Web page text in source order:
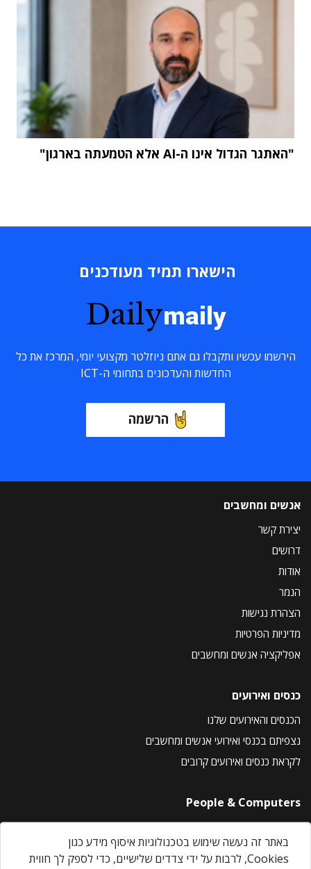
"האתגר הגדול אינו ה-AI אלא הטמעתה בארגון"
הישארו תמיד מעודכנים
Dailymaily
הירשמו עכשיו ותקבלו גם אתם ניוזלטר מקצועי יומי, המרכז את כל
החדשות והעדכונים בתחומי ה-ICT
הרשמה
אנשים ומחשבים
יצירת קשר
דרושים
אודות
הנמר
הצהרת נגישות
מדיניות הפרטיות
אפליקציה אנשים ומחשבים
כנסים ואירועים
הכנסים והאירועים שלנו
נצפיתם בכנסי ואירועי אנשים ומחשבים
לקראת כנסים ואירועים קרובים
People & Computers
About Us
Privacy Policy
באתר זה נעשה שימוש בטכנולוגיות איסוף מידע כגון
Cookies, לרבות על ידי צדדים שלישיים, כדי לספק לך חווית